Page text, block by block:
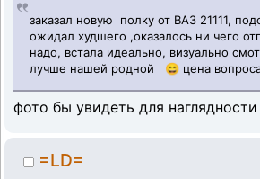
заказал новую полку от ВАЗ 21111,
ожидал худшего ,оказалось ни чего
надо, встала идеально, визуально
лучше нашей родной 😄 цена
фото бы увидеть для наглядности
=LD=